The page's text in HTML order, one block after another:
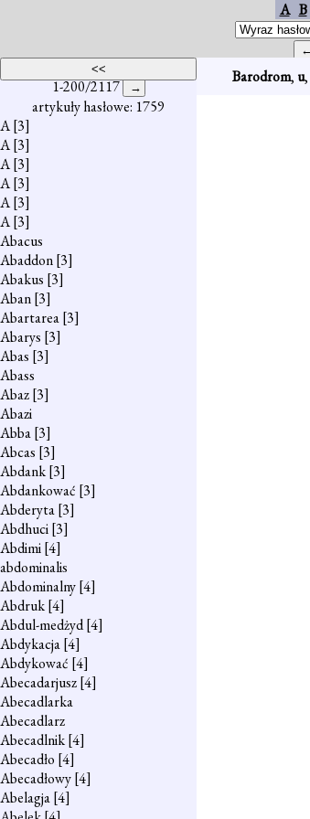
A B
1-200/2117
artykuły hasłowe: 1759
A[3]
A[3]
A[3]
A[3]
A[3]
A[3]
Abacus
Abaddon[3]
Abakus [3]
Aban[3]
Abartarea[3]
Abarys [3]
Abas [3]
Abass
Abaz[3]
Abazi
Abba[3]
Abcas [3]
Abdank[3]
Abdankować [3]
Abderyta[3]
Abdhuci[3]
Abdimi[4]
abdominalis
Abdominalny[4]
Abdruk[4]
Abdul-medżyd[4]
Abdykacja[4]
Abdykować [4]
Abecadarjusz[4]
Abecadlarka
Abecadlarz
Abecadlnik[4]
Abecadło [4]
Abecadłowy[4]
Abelagja[4]
Barodrom, u,